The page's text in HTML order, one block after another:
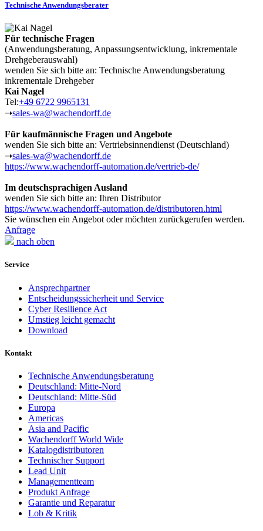
Technische Anwendungsberater
Für technische Fragen
(Anwendungsberatung, Anpassungsentwicklung, inkrementale
Drehgeberauswahl)
wenden Sie sich bitte an: Technische Anwendungsberatung
inkrementale Drehgeber
Kai Nagel
Tel:+49 6722 9965131
➝sales-wa@wachendorff.de
Für kaufmännische Fragen und Angebote
wenden Sie sich bitte an: Vertriebsinnendienst (Deutschland)
➝sales-wa@wachendorff.de
https://www.wachendorff-automation.de/vertrieb-de/
Im deutschsprachigen Ausland
wenden Sie sich bitte an: Ihren Distributor
https://www.wachendorff-automation.de/distributoren.html
Sie wünschen ein Angebot oder möchten zurückgerufen werden.
Anfrage
nach oben
Service
Ansprechpartner
Entscheidungssicherheit und Service
Cyber Resilience Act
Umstieg leicht gemacht
Download
Kontakt
Technische Anwendungsberatung
Deutschland: Mitte-Nord
Deutschland: Mitte-Süd
Europa
Americas
Asia and Pacific
Wachendorff World Wide
Katalogdistributoren
Technischer Support
Lead Unit
Managementteam
Produkt Anfrage
Garantie und Reparatur
Lob & Kritik